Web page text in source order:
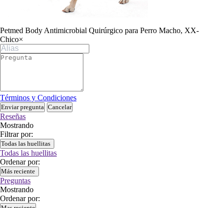
Petmed Body Antimicrobial Quirúrgico para Perro Macho, XX-
Chico×
Términos y Condiciones
Enviar pregunta Cancelar
Reseñas
Mostrando
Filtrar por:
Todas las huellitas
Todas las huellitas
Ordenar por:
Más reciente
Preguntas
Mostrando
Ordenar por: